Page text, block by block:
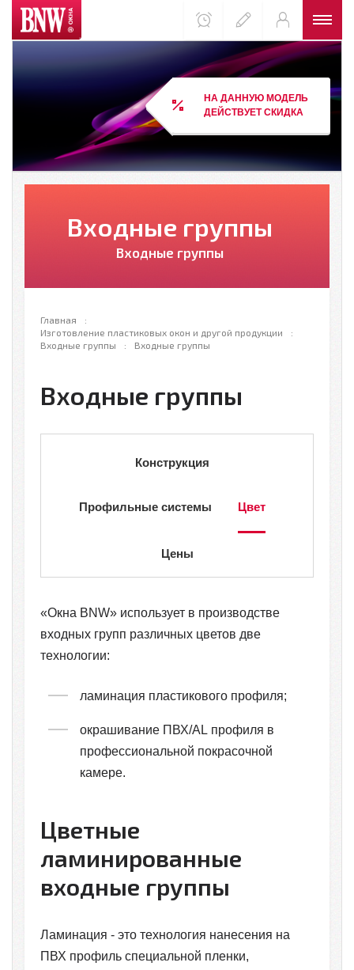
НА ДАННУЮ МОДЕЛЬ
ДЕЙСТВУЕТ СКИДКА
Входные группы
Входные группы
Главная
Изготовление пластиковых окон и другой продукции
Входные группы
Входные группы
Входные группы
Конструкция
Профильные системы Цвет
Цены
«Окна BNW» использует в производстве
входных групп различных цветов две
технологии:
ламинация пластикового профиля;
окрашивание ПВХ/AL профиля в
профессиональной покрасочной
камере.
Цветные
ламинированные
входные группы
Ламинация - это технология нанесения на
ПВХ профиль специальной пленки,